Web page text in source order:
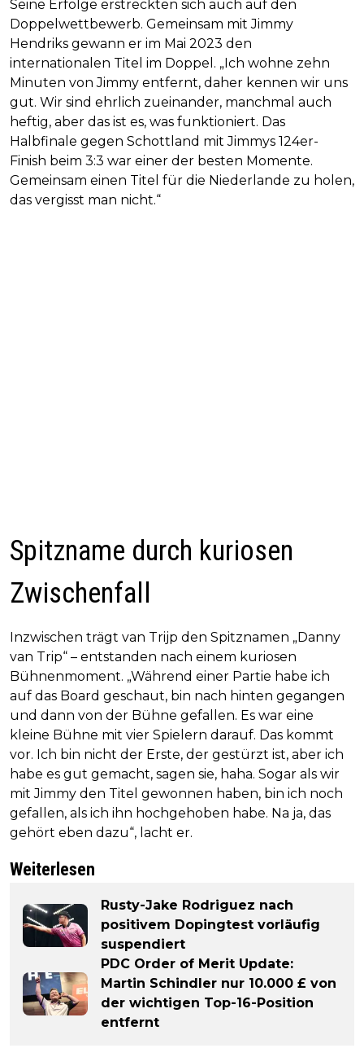
Seine Erfolge erstreckten sich auch auf den
Doppelwettbewerb. Gemeinsam mit Jimmy
Hendriks gewann er im Mai 2023 den
internationalen Titel im Doppel. „Ich wohne zehn
Minuten von Jimmy entfernt, daher kennen wir uns
gut. Wir sind ehrlich zueinander, manchmal auch
heftig, aber das ist es, was funktioniert. Das
Halbfinale gegen Schottland mit Jimmys 124er-
Finish beim 3:3 war einer der besten Momente.
Gemeinsam einen Titel für die Niederlande zu holen,
das vergisst man nicht.“
Spitzname durch kuriosen
Zwischenfall
Inzwischen trägt van Trijp den Spitznamen „Danny
van Trip“ – entstanden nach einem kuriosen
Bühnenmoment. „Während einer Partie habe ich
auf das Board geschaut, bin nach hinten gegangen
und dann von der Bühne gefallen. Es war eine
kleine Bühne mit vier Spielern darauf. Das kommt
vor. Ich bin nicht der Erste, der gestürzt ist, aber ich
habe es gut gemacht, sagen sie, haha. Sogar als wir
mit Jimmy den Titel gewonnen haben, bin ich noch
gefallen, als ich ihn hochgehoben habe. Na ja, das
gehört eben dazu“, lacht er.
Weiterlesen
Rusty-Jake Rodriguez nach
positivem Dopingtest vorläufig
suspendiert
PDC Order of Merit Update:
Martin Schindler nur 10.000 £ von
der wichtigen Top-16-Position
entfernt